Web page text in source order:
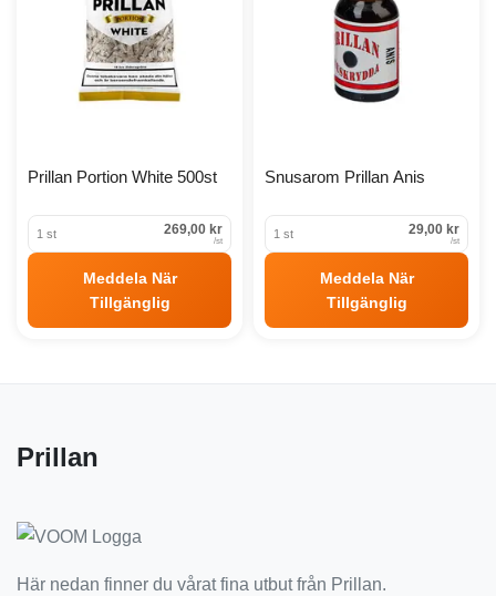
Prillan Portion White 500st
1 st 269,00 kr
/st
Meddela När
Tillgänglig
Snusarom Prillan Anis
1 st 29,00 kr
/st
Meddela När
Tillgänglig
Prillan
Här nedan finner du vårat fina utbut från Prillan.